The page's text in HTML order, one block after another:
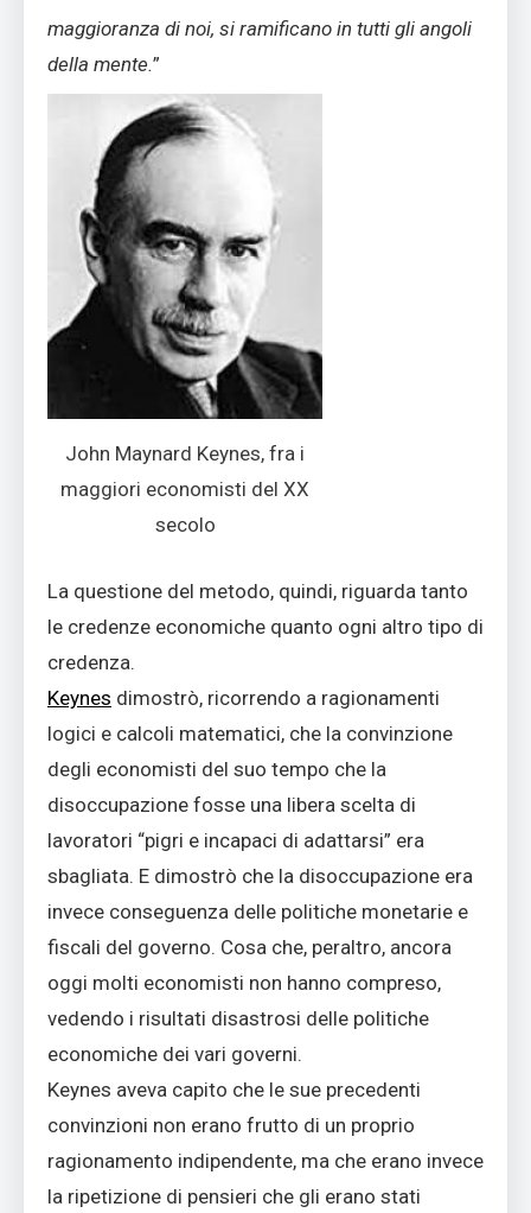
maggioranza di noi, si ramificano in tutti gli angoli
della mente.”
John Maynard Keynes, fra i
maggiori economisti del XX
secolo
La questione del metodo, quindi, riguarda tanto
le credenze economiche quanto ogni altro tipo di
credenza.
Keynes dimostrò, ricorrendo a ragionamenti
logici e calcoli matematici, che la convinzione
degli economisti del suo tempo che la
disoccupazione fosse una libera scelta di
lavoratori “pigri e incapaci di adattarsi” era
sbagliata. E dimostrò che la disoccupazione era
invece conseguenza delle politiche monetarie e
fiscali del governo. Cosa che, peraltro, ancora
oggi molti economisti non hanno compreso,
vedendo i risultati disastrosi delle politiche
economiche dei vari governi.
Keynes aveva capito che le sue precedenti
convinzioni non erano frutto di un proprio
ragionamento indipendente, ma che erano invece
la ripetizione di pensieri che gli erano stati